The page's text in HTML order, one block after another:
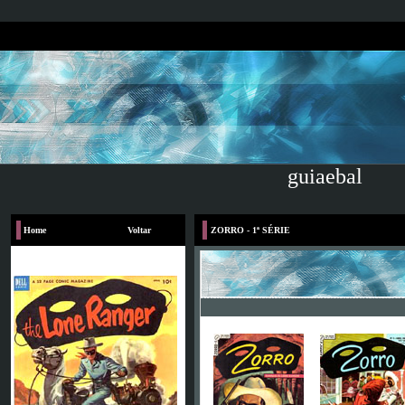
guiaebal
Home Voltar ZORRO - 1ª SÉRIE